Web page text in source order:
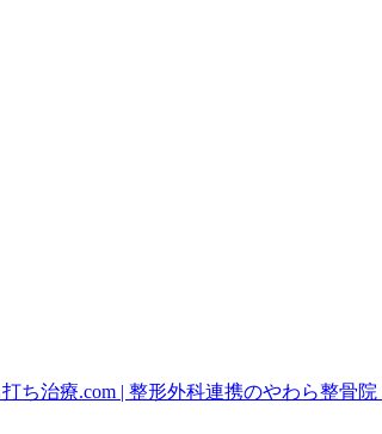
ち治療.com | 整形外科連携のやわら整骨院